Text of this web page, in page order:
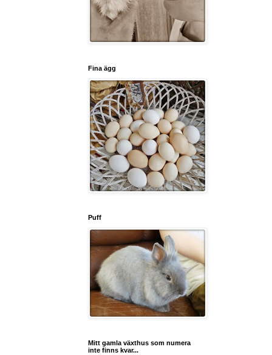
Fina ägg
Puff
Mitt gamla växthus som numera
inte finns kvar...